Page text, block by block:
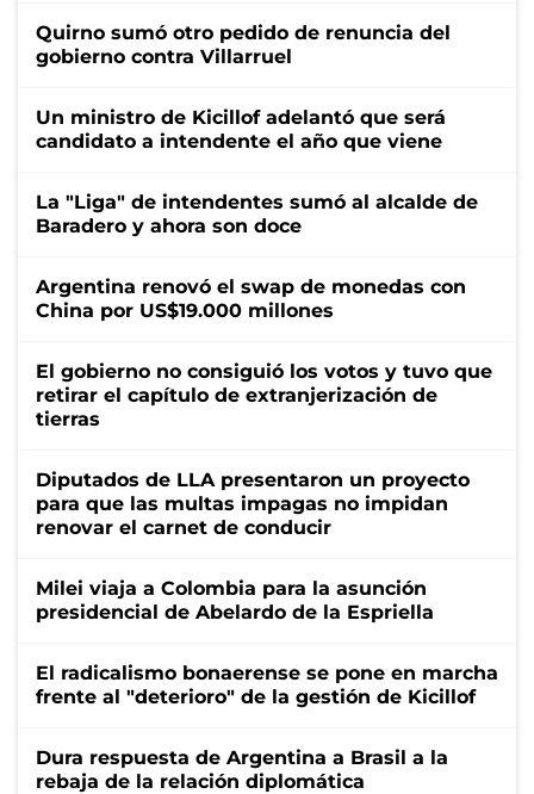
Quirno sumó otro pedido de renuncia del
gobierno contra Villarruel
Un ministro de Kicillof adelantó que será
candidato a intendente el año que viene
La "Liga" de intendentes sumó al alcalde de
Baradero y ahora son doce
Argentina renovó el swap de monedas con
China por US$19.000 millones
El gobierno no consiguió los votos y tuvo que
retirar el capítulo de extranjerización de
tierras
Diputados de LLA presentaron un proyecto
para que las multas impagas no impidan
renovar el carnet de conducir
Milei viaja a Colombia para la asunción
presidencial de Abelardo de la Espriella
El radicalismo bonaerense se pone en marcha
frente al "deterioro" de la gestión de Kicillof
Dura respuesta de Argentina a Brasil a la
rebaja de la relación diplomática